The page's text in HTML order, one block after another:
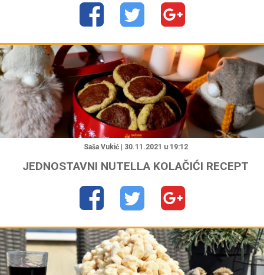
"
Saša Vukić | 30.11.2021 u 19:12
JEDNOSTAVNI NUTELLA KOLAČIĆI RECEPT